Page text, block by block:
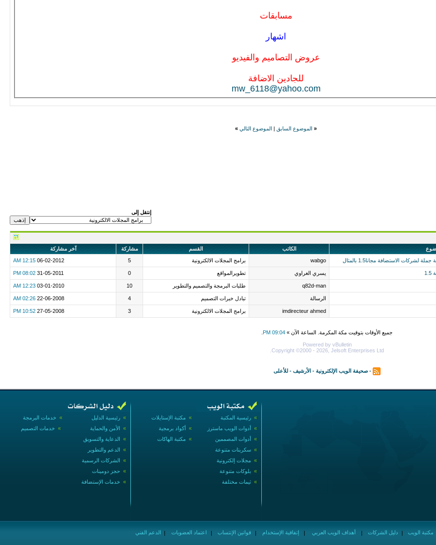
مسابقات
اشهار
عروض التصاميم والفيديو
للجادين الاضافة
mw_6118@yahoo.com
« الموضوع السابق الموضوع التالي »
إنتقل إلى
الكاتب القسم مشاركة
آخر مشاركة
الاستضافة مجانا1.5 بالمثال
wabgo برامج المجلات الالكترونية 5
06-02-2012
12:15 AM
يسري الغراوي تطويرالمواقع 0
31-05-2011
08:02 PM
q82d-man طلبات البرمجة والتصميم والتطوير 10
03-01-2010
12:23 AM
الرسالة تبادل خبرات التصميم 4
22-06-2008
02:26 AM
imdirecteur ahmed برامج المجلات الالكترونية 3
27-05-2008
10:52 PM
جميع الأوقات بتوقيت مكة المكرمة. الساعة الآن » 09:04 PM
Powered by vBulletin
Copyright ©2000 - 2026, Jelsoft Enterprises Ltd.
- صحيفة الويب الإلكترونية - الأرشيف - للأعلى
» خدمات البرمجة » رئيسية الدليل
» خدمات التصميم » الأمن والحماية
» الدعاية والتسويق
» الدعم والتطوير
» الشركات الرسمية
» حجز دومينات
» خدمات الإستضافة
» مكتبة الإستايلات » رئيسية المكتبة
» أكواد برمجية » أدوات الويب ماسترز
» مكتبة الهاكات » أدوات المصممين
» سكربتات متنوعة
» مجلات إلكترونية
» بلوكات متنوعة
» ثيمات مختلفة
الدعم الفني | اعتماد العضويات | قوانين الإنتساب | إتفاقية الإستخدام | أهداف الويب العربي | دليل الشركات | مكتبة الويب